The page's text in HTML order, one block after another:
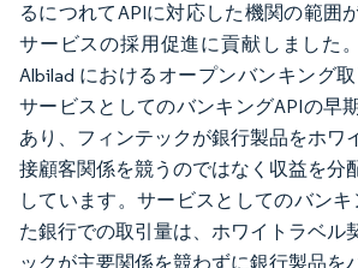
るにつれてAPIに対応した機関の範囲
サービスの採用促進に貢献しました
Albilad におけるオープンバンキング取
サービスとしてのバンキングAPIの早
あり、フィンテックが銀行製品をホワ
接顧客関係を競うのではなく収益を分
しています。サービスとしてのバン
た銀行での取引量は、ホワイトラベル
ックが主要関係を競わずに銀行製品を